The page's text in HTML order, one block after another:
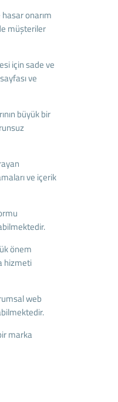
onarım
müşteriler
için sade ve
ve
büyük bir
ve içerik
önem
hizmeti
web
marka